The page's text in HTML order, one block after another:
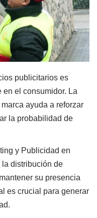
publicitarios es
el consumidor. La
ayuda a reforzar
la probabilidad de
y Publicidad en
la distribución de
su presencia
es crucial para generar